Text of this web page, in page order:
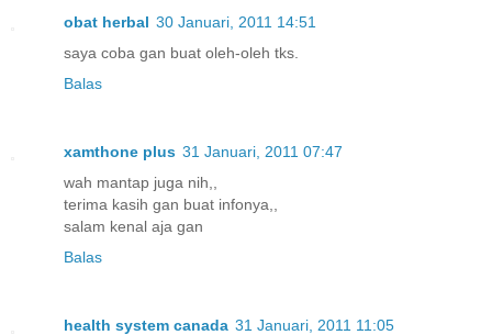
obat herbal 30 Januari, 2011 14:51
saya coba gan buat oleh-oleh tks.
Balas
xamthone plus 31 Januari, 2011 07:47
wah mantap juga nih,,
terima kasih gan buat infonya,,
salam kenal aja gan
Balas
health system canada 31 Januari, 2011 11:05